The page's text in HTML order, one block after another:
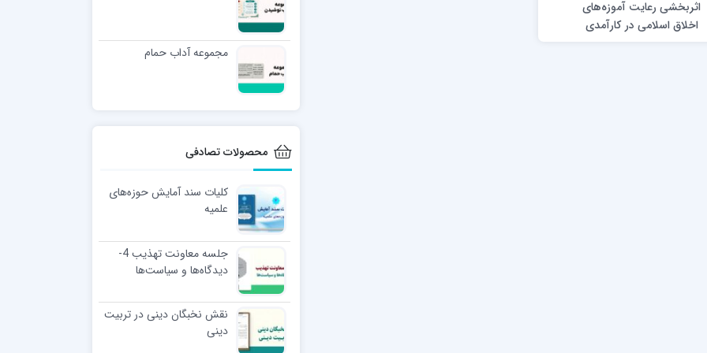
اثربخشی رعايت آموزه‌های
اخلاق اسلامی در كارآمدی
خانواده
مجموعه آداب حمام
محصولات تصادفی
کلیات سند آمایش حوزه‌های
علمیه
جلسه معاونت تهذیب 4-
دیدگاه‌ها و سیاست‌ها
نقش نخبگان دینی در تربیت
دینی